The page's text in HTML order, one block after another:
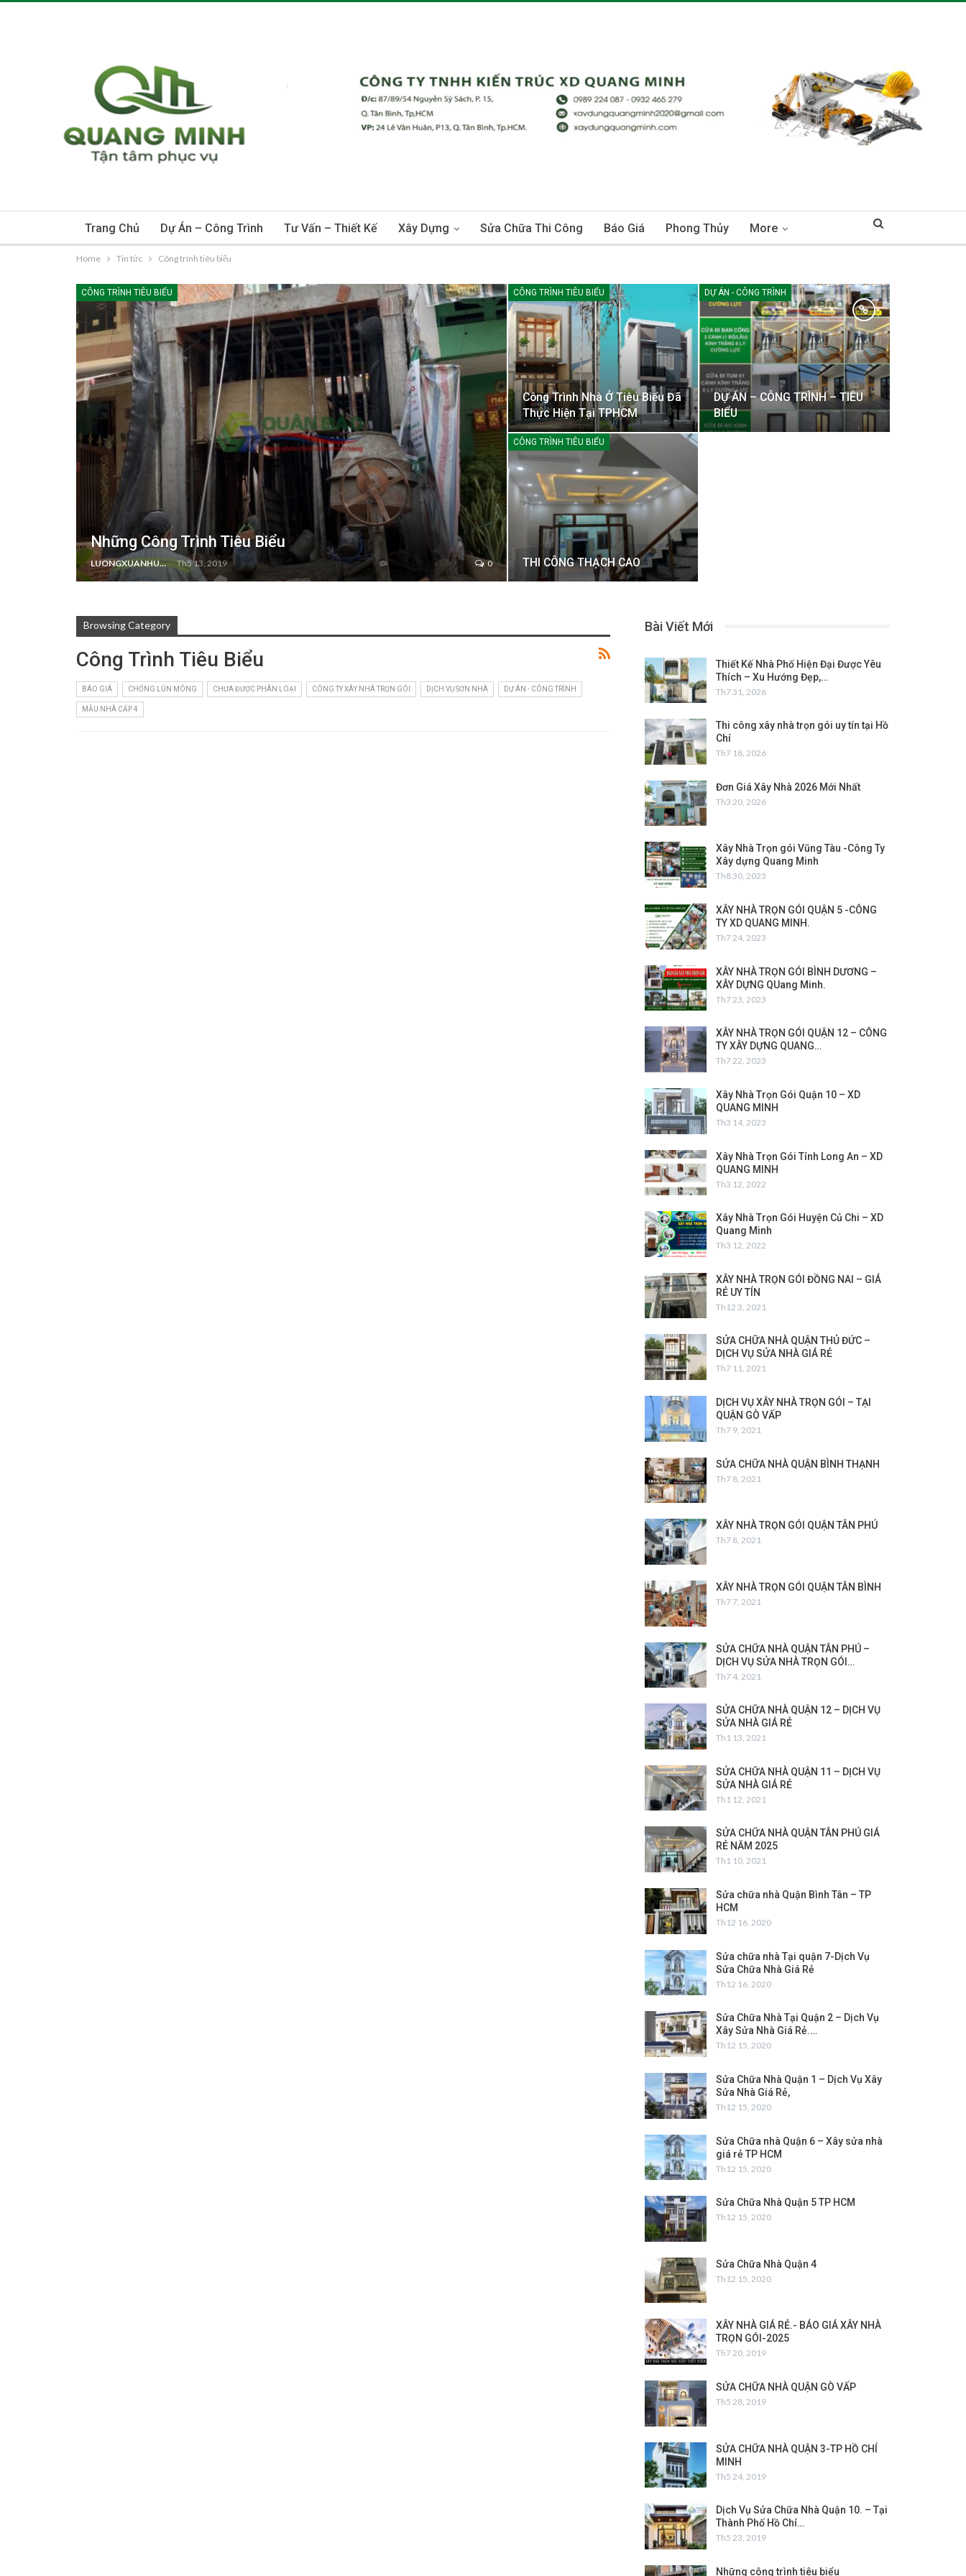
Trang Chủ Dự Án – Công Trình Tư Vấn – Thiết Kế Xây Dựng Sửa Chữa Thi Công Báo Giá Phong Thủy More
Home Tin tức Công trình tiêu biểu
CÔNG TRÌNH TIÊU BIỂU
Những Công Trình Tiêu Biểu
LUONGXUANHUNG Th5 13, 2019 0
CÔNG TRÌNH TIÊU BIỂU
Công Trình Nhà Ở Tiêu Biểu Đã
Thực Hiện Tại TPHCM
DỰ ÁN - CÔNG TRÌNH
DỰ ÁN – CÔNG TRÌNH – TIÊU
BIỂU
CÔNG TRÌNH TIÊU BIỂU
THI CÔNG THẠCH CAO
Browsing Category
Công Trình Tiêu Biểu
BÁO GIÁ CHỐNG LÚN MÓNG CHƯA ĐƯỢC PHÂN LOẠI CÔNG TY XÂY NHÀ TRỌN GÓI DỊCH VỤ SƠN NHÀ DỰ ÁN - CÔNG TRÌNH
MẪU NHÀ CẤP 4
Bài Viết Mới
Thiết Kế Nhà Phố Hiện Đại Được Yêu
Thích – Xu Hướng Đẹp,…
Th7 31, 2026
Thi công xây nhà trọn gói uy tín tại Hồ
Chí
Th7 18, 2026
Đơn Giá Xây Nhà 2026 Mới Nhất
Th3 20, 2026
Xây Nhà Trọn gói Vũng Tàu -Công Ty
Xây dựng Quang Minh
Th8 30, 2023
XÂY NHÀ TRỌN GÓI QUẬN 5 -CÔNG
TY XD QUANG MINH.
Th7 24, 2023
XÂY NHÀ TRỌN GÓI BÌNH DƯƠNG –
XÂY DỰNG QUang Minh.
Th7 23, 2023
XÂY NHÀ TRỌN GÓI QUẬN 12 – CÔNG
TY XÂY DỰNG QUANG…
Th7 22, 2023
Xây Nhà Trọn Gói Quận 10 – XD
QUANG MINH
Th3 14, 2023
Xây Nhà Trọn Gói Tỉnh Long An – XD
QUANG MINH
Th3 12, 2022
Xây Nhà Trọn Gói Huyện Củ Chi – XD
Quang Minh
Th3 12, 2022
XÂY NHÀ TRỌN GÓI ĐỒNG NAI – GIÁ
RẺ UY TÍN
Th12 3, 2021
SỬA CHỮA NHÀ QUẬN THỦ ĐỨC –
DỊCH VỤ SỬA NHÀ GIÁ RẺ
Th7 11, 2021
DỊCH VỤ XÂY NHÀ TRỌN GÓI – TẠI
QUẬN GÒ VẤP
Th7 9, 2021
SỬA CHỮA NHÀ QUẬN BÌNH THẠNH
Th7 8, 2021
XÂY NHÀ TRỌN GÓI QUẬN TÂN PHÚ
Th7 8, 2021
XÂY NHÀ TRỌN GÓI QUẬN TÂN BÌNH
Th7 7, 2021
SỬA CHỮA NHÀ QUẬN TÂN PHÚ –
DỊCH VỤ SỬA NHÀ TRỌN GÓI…
Th7 4, 2021
SỬA CHỮA NHÀ QUẬN 12 – DỊCH VỤ
SỬA NHÀ GIÁ RẺ
Th1 13, 2021
SỬA CHỮA NHÀ QUẬN 11 – DỊCH VỤ
SỬA NHÀ GIÁ RẺ
Th1 12, 2021
SỬA CHỮA NHÀ QUẬN TÂN PHÚ GIÁ
RẺ NĂM 2025
Th1 10, 2021
Sửa chữa nhà Quận Bình Tân – TP
HCM
Th12 16, 2020
Sửa chữa nhà Tại quận 7-Dịch Vụ
Sửa Chữa Nhà Giá Rẻ
Th12 16, 2020
Sửa Chữa Nhà Tại Quận 2 – Dịch Vụ
Xây Sửa Nhà Giá Rẻ.…
Th12 15, 2020
Sửa Chữa Nhà Quận 1 – Dịch Vụ Xây
Sửa Nhà Giá Rẻ,
Th12 15, 2020
Sửa Chữa nhà Quận 6 – Xây sửa nhà
giá rẻ TP HCM
Th12 15, 2020
Sửa Chữa Nhà Quận 5 TP HCM
Th12 15, 2020
Sửa Chữa Nhà Quận 4
Th12 15, 2020
XÂY NHÀ GIÁ RẺ.- BÁO GIÁ XÂY NHÀ
TRỌN GÓI-2025
Th7 20, 2019
SỬA CHỮA NHÀ QUẬN GÒ VẤP
Th5 28, 2019
SỬA CHỮA NHÀ QUẬN 3-TP HỒ CHÍ
MINH
Th5 24, 2019
Dịch Vụ Sửa Chữa Nhà Quận 10. – Tại
Thành Phố Hồ Chí…
Th5 23, 2019
Những công trình tiêu biểu